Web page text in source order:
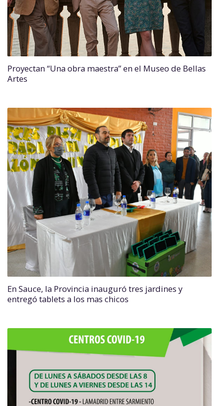
Proyectan “Una obra maestra” en el Museo de Bellas
Artes
En Sauce, la Provincia inauguró tres jardines y
entregó tablets a los mas chicos